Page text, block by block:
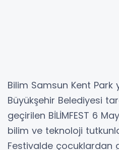
Bilim Samsun Kent Park
Büyükşehir Belediyesi
geçirilen BİLİMFEST 6
bilim ve teknoloji
Festivalde çocuklardan